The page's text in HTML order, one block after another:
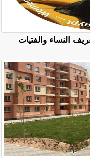
النساء والفتيات